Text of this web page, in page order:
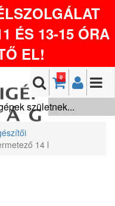
ÉS 13-15 ÓRA
EL!
0
születnek...
14 l